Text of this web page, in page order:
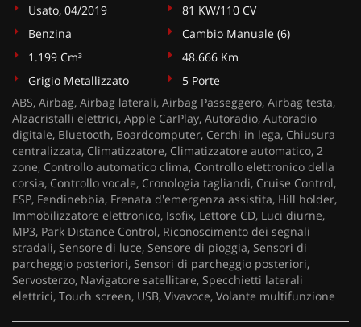
Usato, 04/2019
81 KW/110 CV
Benzina
Cambio Manuale (6)
1.199 Cm³
48.666 Km
Grigio Metallizzato
5 Porte
ABS, Airbag, Airbag laterali, Airbag Passeggero, Airbag testa,
Alzacristalli elettrici, Apple CarPlay, Autoradio, Autoradio
digitale, Bluetooth, Boardcomputer, Cerchi in lega, Chiusura
centralizzata, Climatizzatore, Climatizzatore automatico, 2
zone, Controllo automatico clima, Controllo elettronico della
corsia, Controllo vocale, Cronologia tagliandi, Cruise Control,
ESP, Fendinebbia, Frenata d'emergenza assistita, Hill holder,
Immobilizzatore elettronico, Isofix, Lettore CD, Luci diurne,
MP3, Park Distance Control, Riconoscimento dei segnali
stradali, Sensore di luce, Sensore di pioggia, Sensori di
parcheggio posteriori, Sensori di parcheggio posteriori,
Servosterzo, Navigatore satellitare, Specchietti laterali
elettrici, Touch screen, USB, Vivavoce, Volante multifunzione